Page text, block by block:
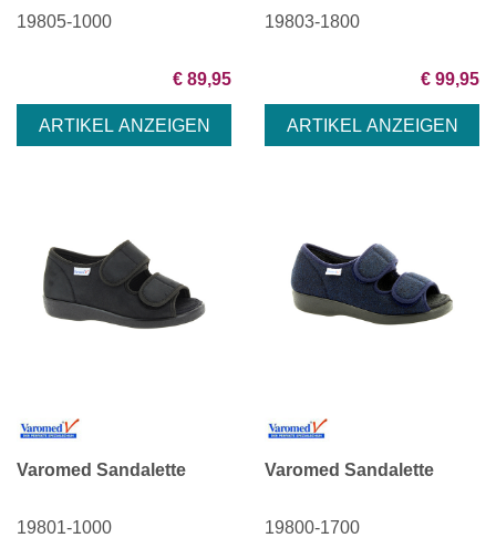
19805-1000
€ 89,95
19803-1800
€ 99,95
Varomed Sandalette
19801-1000
Varomed Sandalette
19800-1700